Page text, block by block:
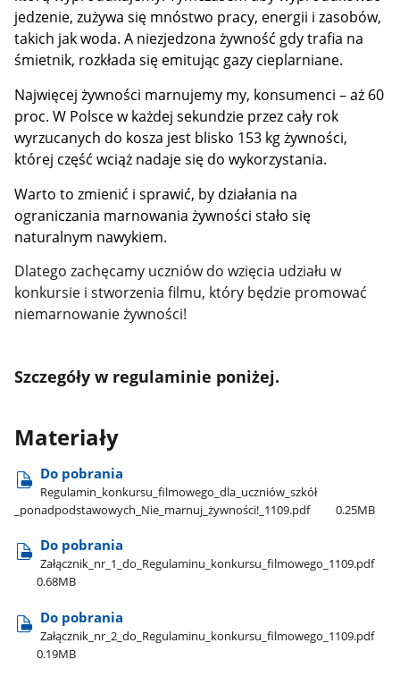
jedzenie, zużywa się mnóstwo pracy, energii i zasobów,
takich jak woda. A niezjedzona żywność gdy trafia na
śmietnik, rozkłada się emitując gazy cieplarniane.
Najwięcej żywności marnujemy my, konsumenci – aż 60
proc. W Polsce w każdej sekundzie przez cały rok
wyrzucanych do kosza jest blisko 153 kg żywności,
której część wciąż nadaje się do wykorzystania.
Warto to zmienić i sprawić, by działania na
ograniczania marnowania żywności stało się
naturalnym nawykiem.
Dlatego zachęcamy uczniów do wzięcia udziału w
konkursie i stworzenia filmu, który będzie promować
niemarnowanie żywności!
Szczegóły w regulaminie poniżej.
Materiały
Do pobrania
Regulamin​_konkursu​_filmowego​_dla​_uczniów​_szkół​
_ponadpodstawowych​_Nie​_marnuj​_żywności!​_1109.pdf
0.25MB
Do pobrania
Załącznik​_nr​_1​_do​_Regulaminu​_konkursu​_filmowego​_1109.pdf
0.68MB
Do pobrania
Załącznik​_nr​_2​_do​_Regulaminu​_konkursu​_filmowego​_1109.pdf
0.19MB